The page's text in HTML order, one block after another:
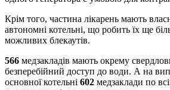
Крім того, частина лікарень мають
автономні котельні, що робить їх ще
можливих блекаутів.
566 медзакладів мають окрему
безперебійний доступ до води. А на
основної котельні 602 медзаклади по